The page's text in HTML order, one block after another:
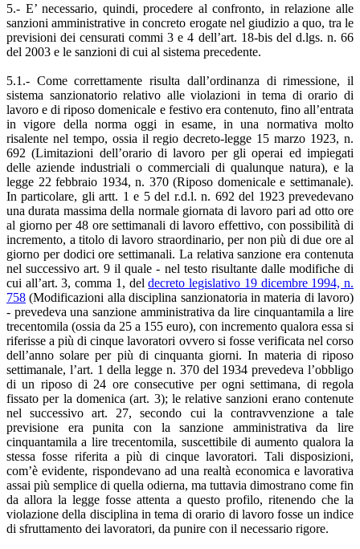
5.- E’ necessario, quindi, procedere al confronto, in relazione alle
sanzioni amministrative in concreto erogate nel giudizio a quo, tra le
previsioni dei censurati commi 3 e 4 dell’art. 18-bis del d.lgs. n. 66
del 2003 e le sanzioni di cui al sistema precedente.
5.1.- Come correttamente risulta dall’ordinanza di rimessione, il
sistema sanzionatorio relativo alle violazioni in tema di orario di
lavoro e di riposo domenicale e festivo era contenuto, fino all’entrata
in vigore della norma oggi in esame, in una normativa molto
risalente nel tempo, ossia il regio decreto-legge 15 marzo 1923, n.
692 (Limitazioni dell’orario di lavoro per gli operai ed impiegati
delle aziende industriali o commerciali di qualunque natura), e la
legge 22 febbraio 1934, n. 370 (Riposo domenicale e settimanale).
In particolare, gli artt. 1 e 5 del r.d.l. n. 692 del 1923 prevedevano
una durata massima della normale giornata di lavoro pari ad otto ore
al giorno per 48 ore settimanali di lavoro effettivo, con possibilità di
incremento, a titolo di lavoro straordinario, per non più di due ore al
giorno per dodici ore settimanali. La relativa sanzione era contenuta
nel successivo art. 9 il quale - nel testo risultante dalle modifiche di
cui all’art. 3, comma 1, deldecreto legislativo 19 dicembre 1994, n.
758 (Modificazioni alla disciplina sanzionatoria in materia di lavoro)
- prevedeva una sanzione amministrativa da lire cinquantamila a lire
trecentomila (ossia da 25 a 155 euro), con incremento qualora essa si
riferisse a più di cinque lavoratori ovvero si fosse verificata nel corso
dell’anno solare per più di cinquanta giorni. In materia di riposo
settimanale, l’art. 1 della legge n. 370 del 1934 prevedeva l’obbligo
di un riposo di 24 ore consecutive per ogni settimana, di regola
fissato per la domenica (art. 3); le relative sanzioni erano contenute
nel successivo art. 27, secondo cui la contravvenzione a tale
previsione era punita con la sanzione amministrativa da lire
cinquantamila a lire trecentomila, suscettibile di aumento qualora la
stessa fosse riferita a più di cinque lavoratori. Tali disposizioni,
com’è evidente, rispondevano ad una realtà economica e lavorativa
assai più semplice di quella odierna, ma tuttavia dimostrano come fin
da allora la legge fosse attenta a questo profilo, ritenendo che la
violazione della disciplina in tema di orario di lavoro fosse un indice
di sfruttamento dei lavoratori, da punire con il necessario rigore.